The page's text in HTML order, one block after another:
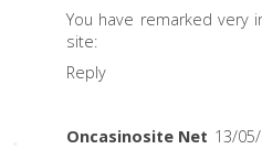
You have remarked very
site:
Reply
Oncasinosite Net 13/